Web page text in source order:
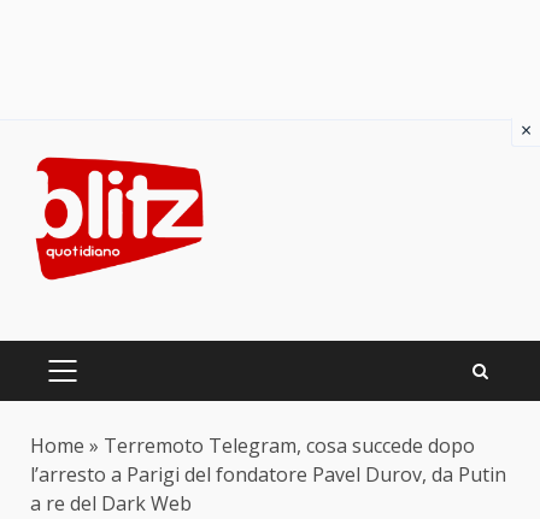
content
PRIMARY
Home » Terremoto Telegram, cosa succede dopo
l’arresto a Parigi del fondatore Pavel Durov, da Putin
a re del Dark Web
×